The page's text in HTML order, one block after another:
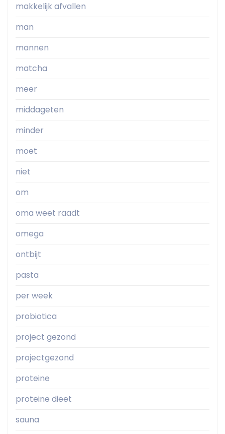
makkelijk afvallen
man
mannen
matcha
meer
middageten
minder
moet
niet
om
oma weet raadt
omega
ontbijt
pasta
per week
probiotica
project gezond
projectgezond
proteine
proteine dieet
sauna